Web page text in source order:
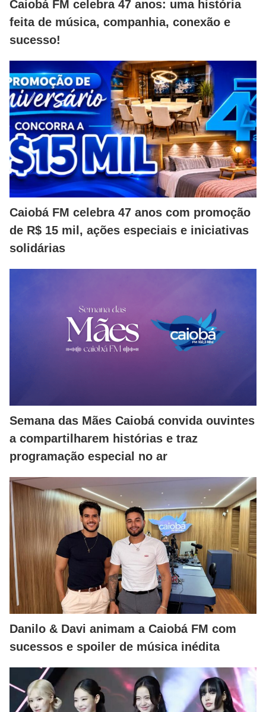
Caiobá FM celebra 47 anos: uma história
feita de música, companhia, conexão e
sucesso!
Caiobá FM celebra 47 anos com promoção
de R$ 15 mil, ações especiais e iniciativas
solidárias
Semana das Mães Caiobá convida ouvintes
a compartilharem histórias e traz
programação especial no ar
Danilo & Davi animam a Caiobá FM com
sucessos e spoiler de música inédita